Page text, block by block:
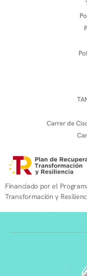
Carrer de
Financiado por el
Transformación y